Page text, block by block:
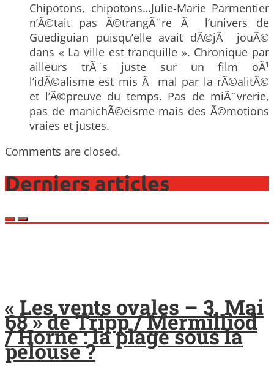
Chipotons, chipotons…Julie-Marie Parmentier
n’Ã©tait pas Ã©trangÃ¨re Ã l’univers de
Guediguian puisqu’elle avait dÃ©jÃ jouÃ©
dans « La ville est tranquille ». Chronique par
ailleurs trÃ¨s juste sur un film oÃ¹
l’idÃ©alisme est mis Ã mal par la rÃ©alitÃ©
et l’Ã©preuve du temps. Pas de miÃ¨vrerie,
pas de manichÃ©eisme mais des Ã©motions
vraies et justes.
Comments are closed.
Derniers articles
« Les vents ovales – 3. Mai
68 » de Tripp / Mermilliod
/ Horne : la plage sous la
pelouse ?